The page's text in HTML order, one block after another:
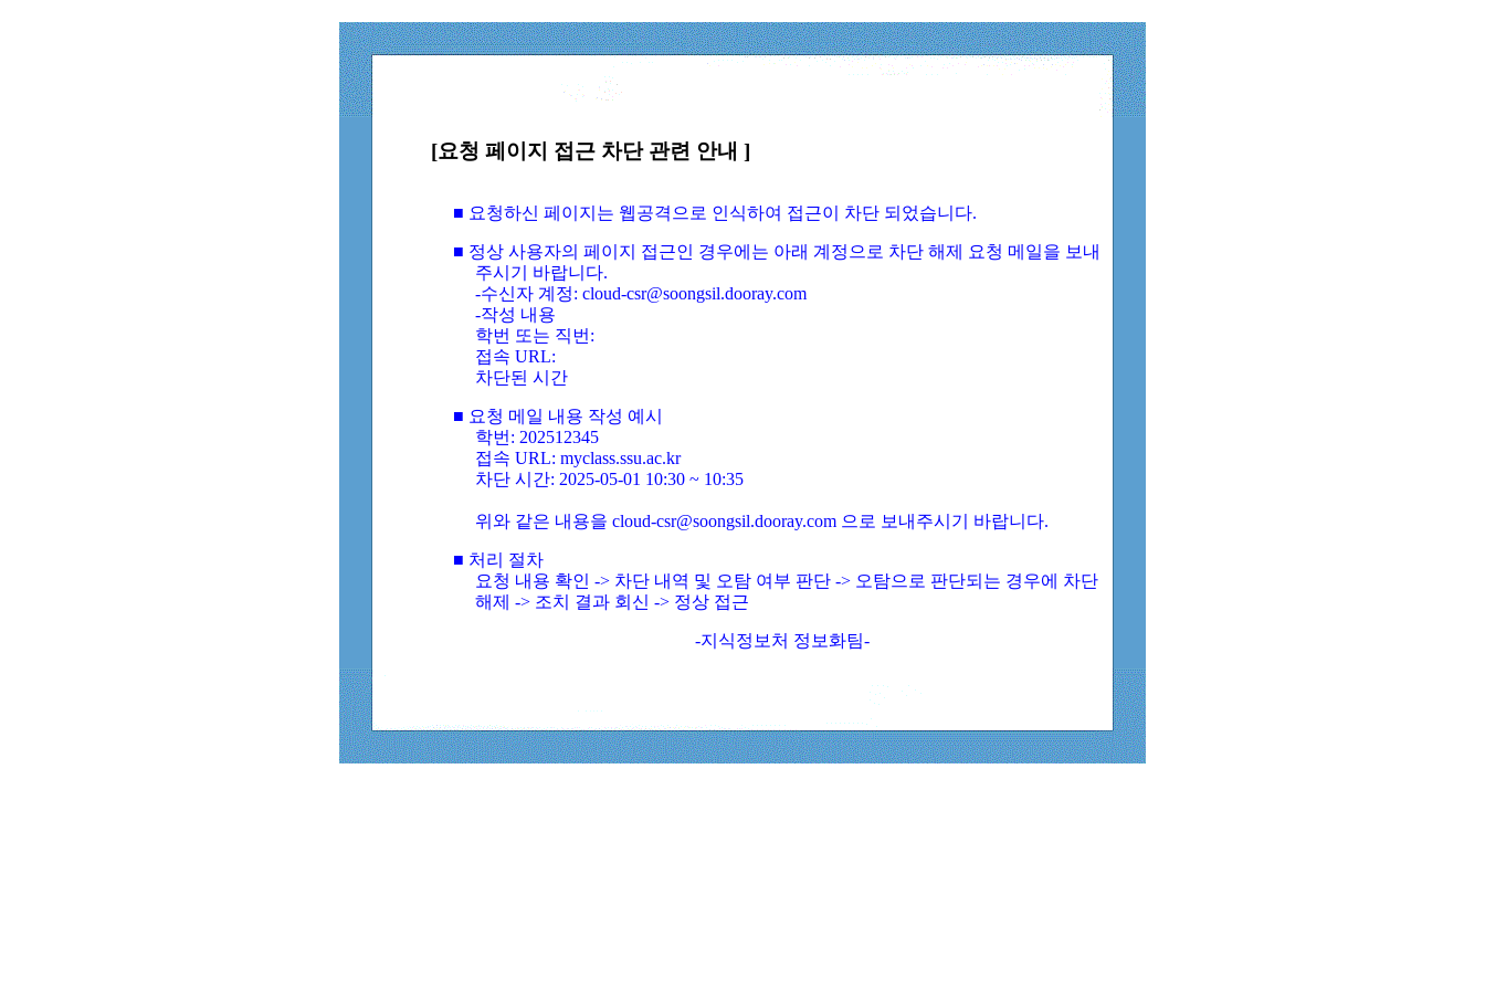
[요청 페이지 접근 차단 관련 안내 ]
■ 요청하신 페이지는 웹공격으로 인식하여 접근이 차단 되었습니다.
■ 정상 사용자의 페이지 접근인 경우에는 아래 계정으로 차단 해제 요청 메일을 보내
주시기 바랍니다.
-수신자 계정: cloud-csr@soongsil.dooray.com
-작성 내용
학번 또는 직번:
접속 URL:
차단된 시간
■ 요청 메일 내용 작성 예시
학번: 202512345
접속 URL: myclass.ssu.ac.kr
차단 시간: 2025-05-01 10:30 ~ 10:35
위와 같은 내용을 cloud-csr@soongsil.dooray.com 으로 보내주시기 바랍니다.
■ 처리 절차
요청 내용 확인 -> 차단 내역 및 오탐 여부 판단 -> 오탐으로 판단되는 경우에 차단
해제 -> 조치 결과 회신 -> 정상 접근
-지식정보처 정보화팀-